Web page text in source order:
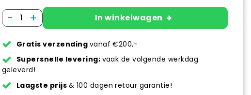
- + In winkelwagen
Gratis verzending vanaf €200,-
Supersnelle levering; vaak de volgende werkdag
geleverd!
Laagste prijs & 100 dagen retour garantie!